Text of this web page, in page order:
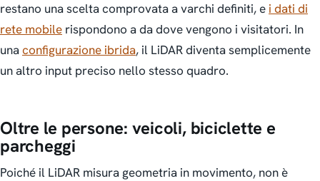
restano una scelta comprovata a varchi definiti, e i dati di
rete mobile rispondono a da dove vengono i visitatori. In
unaconfigurazione ibrida, il LiDAR diventa semplicemente
un altro input preciso nello stesso quadro.
Oltre le persone: veicoli, biciclette e
parcheggi
Poiché il LiDAR misura geometria in movimento, non è